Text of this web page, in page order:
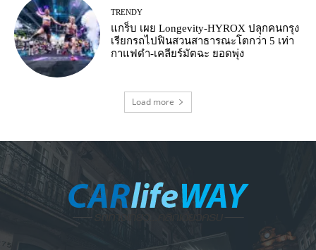
TRENDY
แกร็บ เผย Longevity-HYROX ปลุกคนกรุง
เรียกรถไปฟินสวนสาธารณะโตกว่า 5 เท่า
กาแฟดำ-เคลียร์มัตฉะ ยอดพุ่ง
Load more